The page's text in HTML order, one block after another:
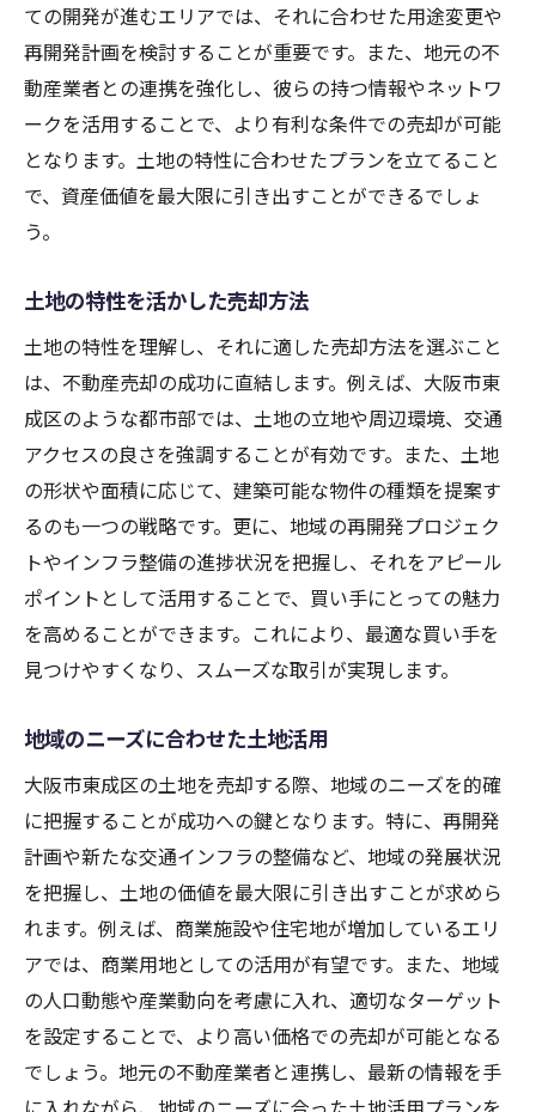
ての開発が進むエリアでは、それに合わせた用途変更や
再開発計画を検討することが重要です。また、地元の不
動産業者との連携を強化し、彼らの持つ情報やネットワ
ークを活用することで、より有利な条件での売却が可能
となります。土地の特性に合わせたプランを立てること
で、資産価値を最大限に引き出すことができるでしょ
う。
土地の特性を活かした売却方法
土地の特性を理解し、それに適した売却方法を選ぶこと
は、不動産売却の成功に直結します。例えば、大阪市東
成区のような都市部では、土地の立地や周辺環境、交通
アクセスの良さを強調することが有効です。また、土地
の形状や面積に応じて、建築可能な物件の種類を提案す
るのも一つの戦略です。更に、地域の再開発プロジェク
トやインフラ整備の進捗状況を把握し、それをアピール
ポイントとして活用することで、買い手にとっての魅力
を高めることができます。これにより、最適な買い手を
見つけやすくなり、スムーズな取引が実現します。
地域のニーズに合わせた土地活用
大阪市東成区の土地を売却する際、地域のニーズを的確
に把握することが成功への鍵となります。特に、再開発
計画や新たな交通インフラの整備など、地域の発展状況
を把握し、土地の価値を最大限に引き出すことが求めら
れます。例えば、商業施設や住宅地が増加しているエリ
アでは、商業用地としての活用が有望です。また、地域
の人口動態や産業動向を考慮に入れ、適切なターゲット
を設定することで、より高い価格での売却が可能となる
でしょう。地元の不動産業者と連携し、最新の情報を手